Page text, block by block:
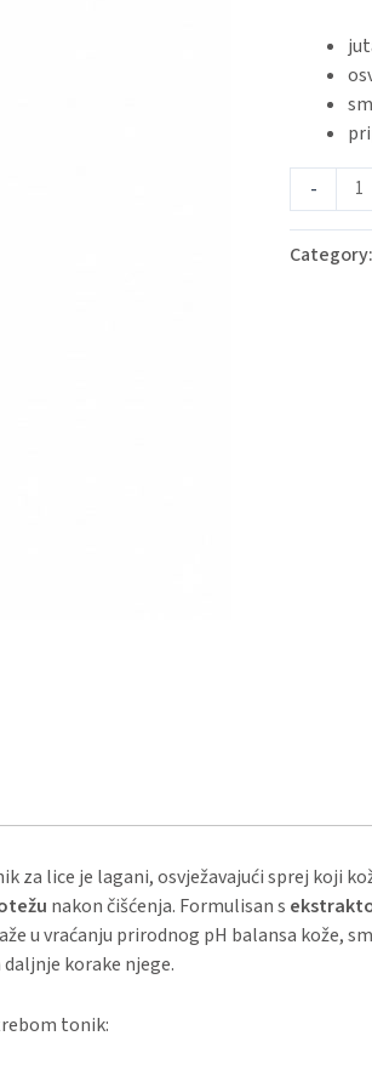
-
Category:
za lice je lagani, osvježavajući sprej koji
nakon čišćenja. Formulisan s
u vraćanju prirodnog pH balansa kože,
korake njege.
tonik: